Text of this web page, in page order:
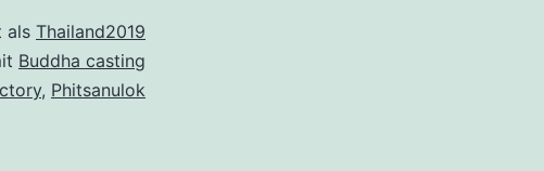
als Thailand2019
Buddha casting
, Phitsanulok